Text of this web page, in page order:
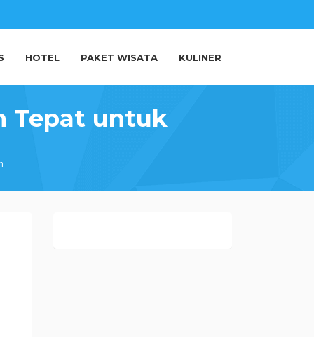
HOTEL PAKET WISATA KULINER
Tepat untuk